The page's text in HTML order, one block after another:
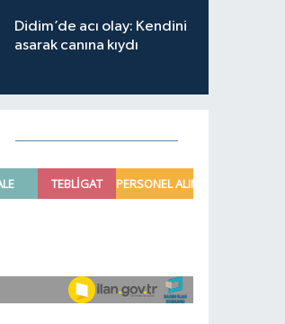
Didim’de acı olay: Kendini
asarak canına kıydı